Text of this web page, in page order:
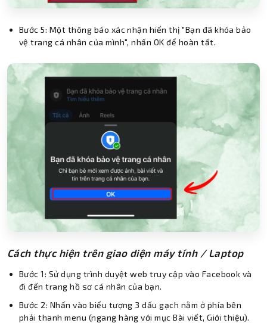
Bước 5: Một thông báo xác nhận hiển thị "Bạn đã khóa bảo
vệ trang cá nhân của mình", nhấn OK để hoàn tất.
Cách thực hiện trên giao diện máy tính / Laptop
Bước 1: Sử dụng trình duyệt web truy cập vào Facebook và
đi đến trang hồ sơ cá nhân của bạn.
Bước 2: Nhấn vào biểu tượng 3 dấu gạch nằm ở phía bên
phải thanh menu (ngang hàng với mục Bài viết, Giới thiệu).